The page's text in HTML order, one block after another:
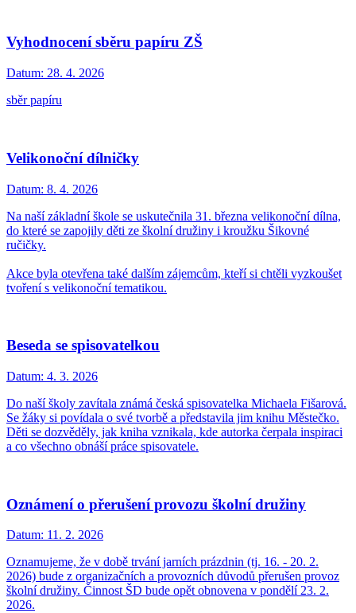
Vyhodnocení sběru papíru ZŠ
Datum: 28. 4. 2026
sběr papíru
Velikonoční dílničky
Datum: 8. 4. 2026
Na naší základní škole se uskutečnila 31. března velikonoční dílna,
do které se zapojily děti ze školní družiny i kroužku Šikovné
ručičky.
Akce byla otevřena také dalším zájemcům, kteří si chtěli vyzkoušet
tvoření s velikonoční tematikou.
Beseda se spisovatelkou
Datum: 4. 3. 2026
Do naší školy zavítala známá česká spisovatelka Michaela Fišarová.
Se žáky si povídala o své tvorbě a představila jim knihu Městečko.
Děti se dozvěděly, jak kniha vznikala, kde autorka čerpala inspiraci
a co všechno obnáší práce spisovatele.
Oznámení o přerušení provozu školní družiny
Datum: 11. 2. 2026
Oznamujeme, že v době trvání jarních prázdnin (tj. 16. - 20. 2.
2026) bude z organizačních a provozních důvodů přerušen provoz
školní družiny. Činnost ŠD bude opět obnovena v pondělí 23. 2.
2026.